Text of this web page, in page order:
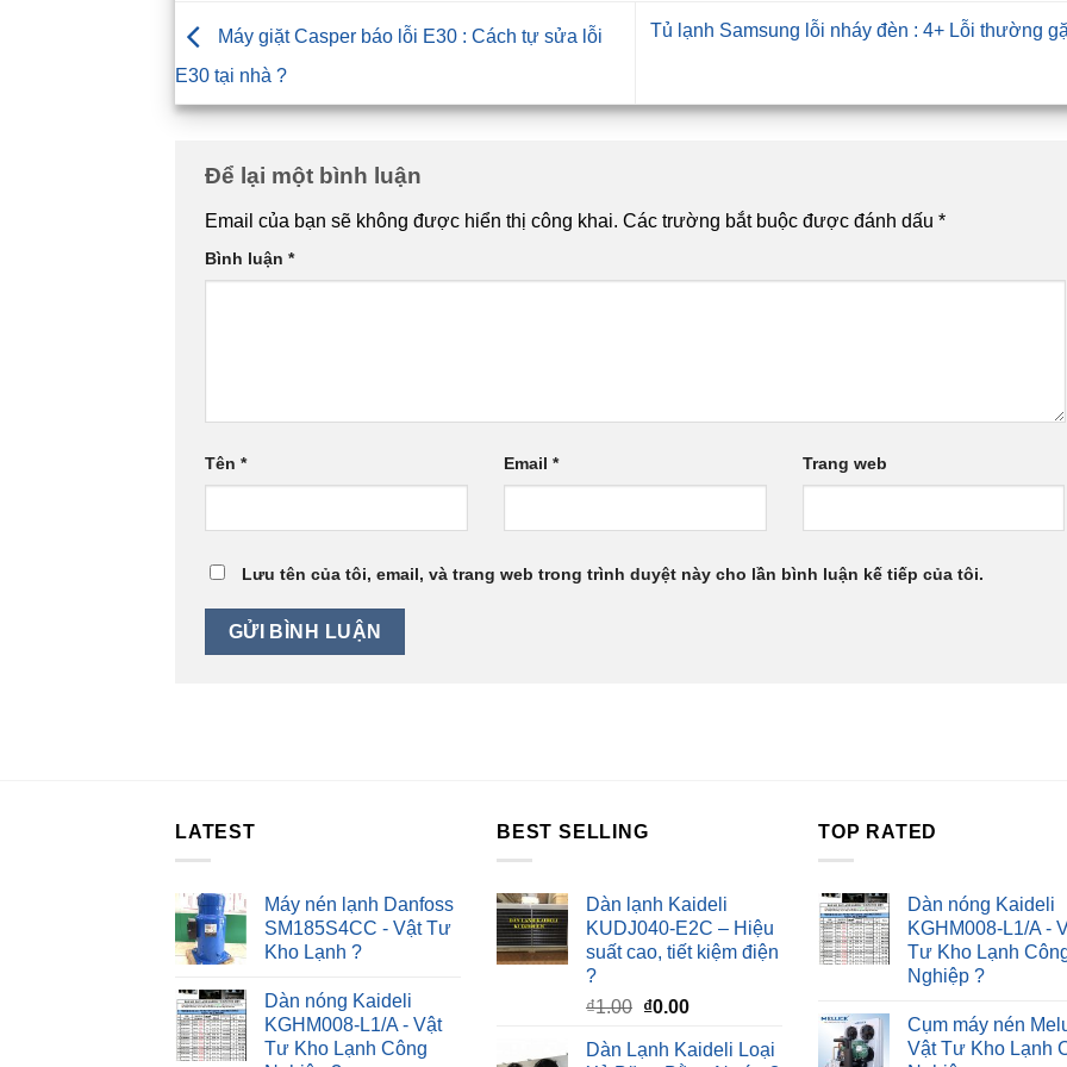
Máy giặt Casper báo lỗi E30 : Cách tự sửa lỗi
E30 tại nhà ?
Tủ lạnh Samsung lỗi nháy đèn : 4+ Lỗi thường
Để lại một bình luận
Email của bạn sẽ không được hiển thị công khai. Các trường bắt buộc được đánh dấu *
Bình luận *
Tên * Email * Trang web
Lưu tên của tôi, email, và trang web trong trình duyệt này cho lần bình luận kế tiếp của tôi.
LATEST
Máy nén lạnh Danfoss
SM185S4CC - Vật Tư
Kho Lạnh ?
Dàn nóng Kaideli
KGHM008-L1/A - Vật
Tư Kho Lạnh Công
BEST SELLING
Dàn lạnh Kaideli
KUDJ040-E2C – Hiệu
suất cao, tiết kiệm điện
?
₫1.00 Giá
là:
₫0.00Giá
tại
Dàn Lạnh Kaideli Loại
TOP RATED
Dàn nóng Kaideli
KGHM008-L1/A -
Tư Kho Lạnh
Nghiệp ?
Cụm máy nén
Vật Tư Kho Lạnh